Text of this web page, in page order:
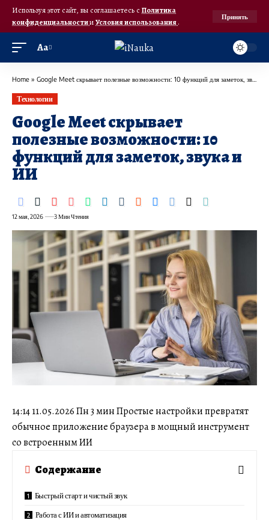
Используя этот сайт, вы соглашаетесь с Политика
конфиденциальностииУсловия использования.
Принять
Аа
Home » Google Meet скрывает полезные возможности: 10 функций для заметок, звука и ИИ
Технологии
Google Meet скрывает
полезные возможности: 10
функций для заметок, звука и
ИИ
12 мая, 2026 3 Мин Чтения
14:14 11.05.2026 Пн 3 мин Простые настройки превратят
обычное приложение браузера в мощный инструмент
со встроенным ИИ
Содержание
Быстрый старт и чистый звук
Работа с ИИ и автоматизация